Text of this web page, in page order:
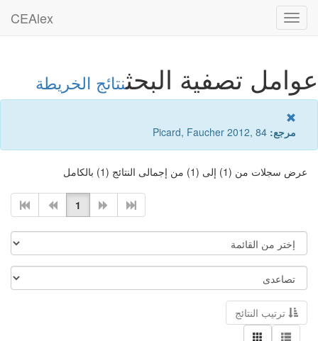
Toggle
navigation
CEAlex
عوامل تصفية البحثنتائج الخريطة
مرجع: Picard, Faucher 2012, 84
عرض سجلات من (1) إلى (1) من إجمالى النتائج (1) بالكامل
1
ترتيب النتائج